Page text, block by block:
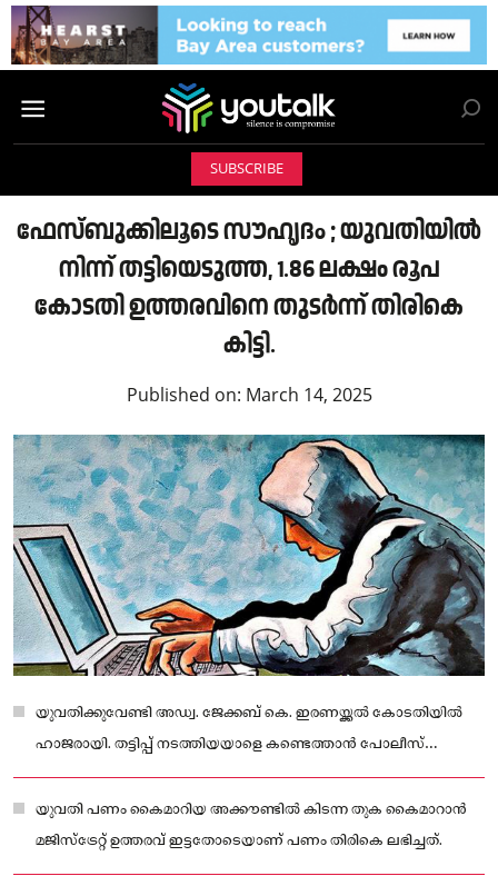
SUBSCRIBE
ഫേസ്ബുക്കിലൂടെ സൗഹൃദo ; യുവതിയിൽ
നിന്ന് തട്ടിയെടുത്ത, 1.86 ലക്ഷം രൂപ
കോടതി ഉത്തരവിനെ തുടർന്ന് തിരികെ
കിട്ടി.
Published on: March 14, 2025
യുവതിക്കുവേണ്ടി അഡ്വ. ജേക്കബ് കെ. ഇരണയ്ക്കൽ കോടതിയിൽ
ഹാജരായി. തട്ടിപ്പ് നടത്തിയയാളെ കണ്ടെത്താൻ പോലീസ്
അന്വേഷണം നടത്തിവരികയാണ്.
യുവതി പണം കൈമാറിയ അക്കൗണ്ടിൽ കിടന്ന തുക കൈമാറാൻ
മജിസ്ട്രേറ്റ് ഉത്തരവ് ഇട്ടതോടെയാണ് പണം തിരികെ ലഭിച്ചത്.